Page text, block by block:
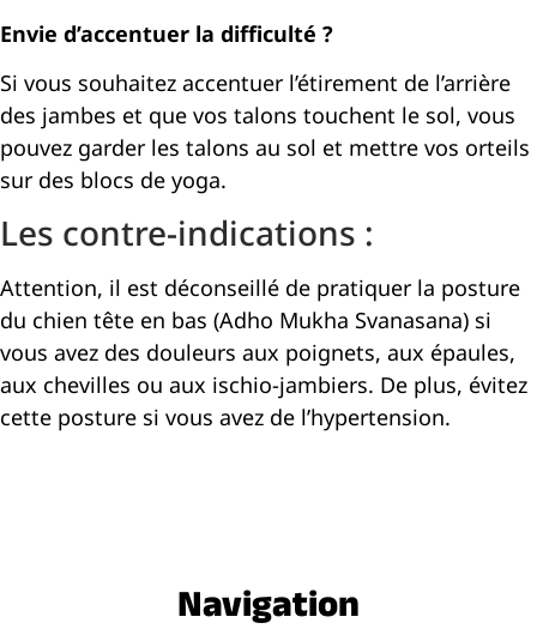
Envie d’accentuer la difficulté ?
Si vous souhaitez accentuer l’étirement de l’arrière
des jambes et que vos talons touchent le sol, vous
pouvez garder les talons au sol et mettre vos orteils
sur des blocs de yoga.
Les contre-indications :
Attention, il est déconseillé de pratiquer la posture
du chien tête en bas (Adho Mukha Svanasana) si
vous avez des douleurs aux poignets, aux épaules,
aux chevilles ou aux ischio-jambiers. De plus, évitez
cette posture si vous avez de l’hypertension.
Navigation